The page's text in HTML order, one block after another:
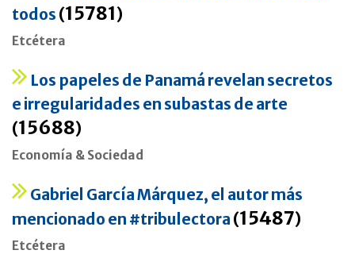
todos (15781)
Etcétera
Los papeles de Panamá revelan secretos
e irregularidades en subastas de arte
(15688)
Economía & Sociedad
Gabriel García Márquez, el autor más
mencionado en #tribulectora (15487)
Etcétera